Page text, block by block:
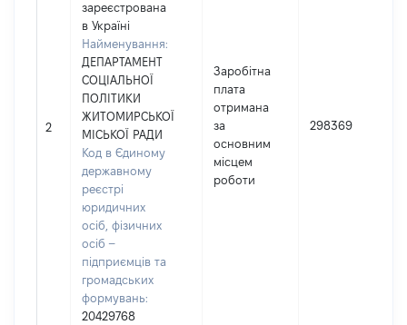
2
зареєстрована
в Україні
Найменування:
ДЕПАРТАМЕНТ
СОЦІАЛЬНОЇ
ПОЛІТИКИ
ЖИТОМИРСЬКОЇ
МІСЬКОЇ РАДИ
Код в Єдиному
державному
реєстрі
юридичних
осіб, фізичних
осіб –
підприємців та
громадських
формувань:
20429768
Заробітна
плата
отримана
за
основним
місцем
роботи
298369